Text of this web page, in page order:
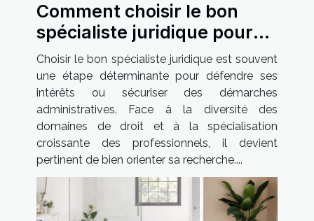
Comment choisir le bon
spécialiste juridique pour
vos besoins spécifiques ?
Choisir le bon spécialiste juridique est souvent
une étape déterminante pour défendre ses
intérêts ou sécuriser des démarches
administratives. Face à la diversité des
domaines de droit et à la spécialisation
croissante des professionnels, il devient
pertinent de bien orienter sa recherche....